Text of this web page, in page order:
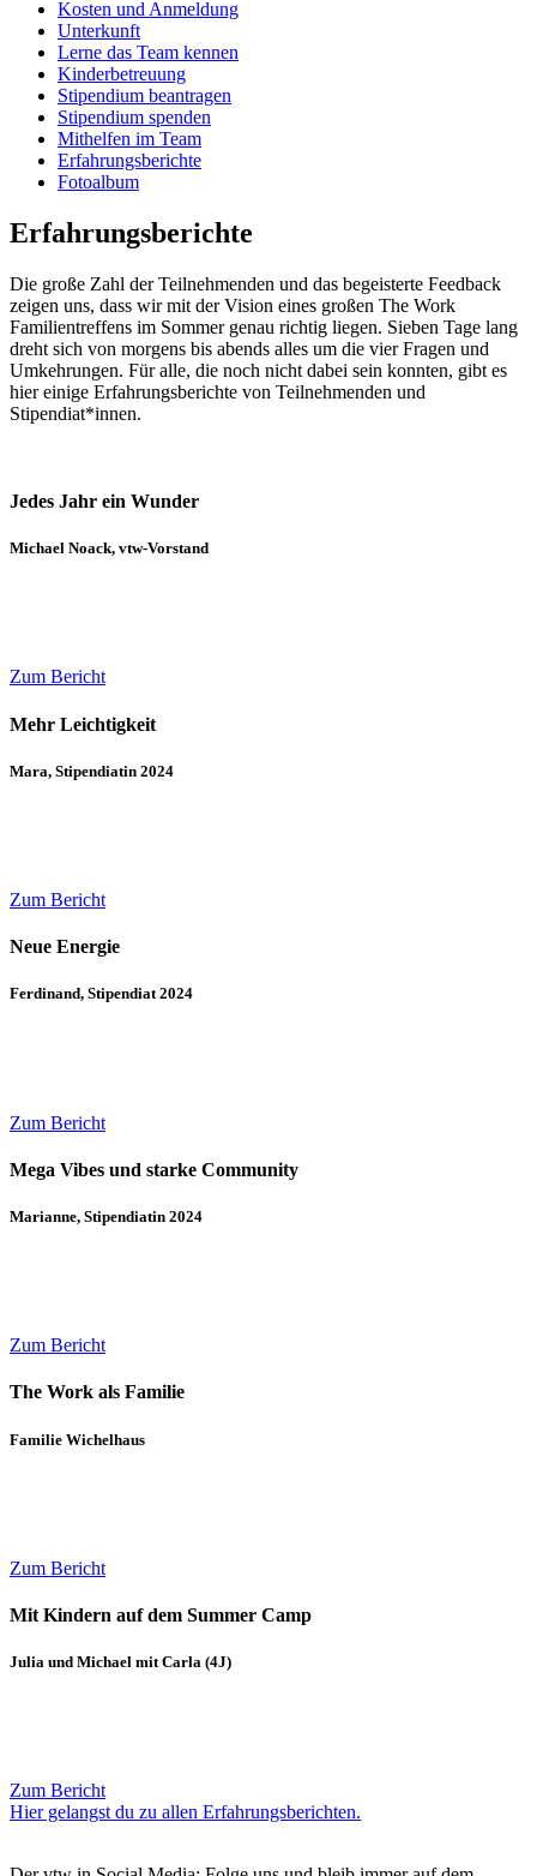
Kosten und Anmeldung
Unterkunft
Lerne das Team kennen
Kinderbetreuung
Stipendium beantragen
Stipendium spenden
Mithelfen im Team
Erfahrungsberichte
Fotoalbum
Erfahrungsberichte
Die große Zahl der Teilnehmenden und das begeisterte Feedback
zeigen uns, dass wir mit der Vision eines großen The Work
Familientreffens im Sommer genau richtig liegen. Sieben Tage lang
dreht sich von morgens bis abends alles um die vier Fragen und
Umkehrungen. Für alle, die noch nicht dabei sein konnten, gibt es
hier einige Erfahrungsberichte von Teilnehmenden und
Stipendiat*innen.
Jedes Jahr ein Wunder
Michael Noack, vtw-Vorstand
Zum Bericht
Mehr Leichtigkeit
Mara, Stipendiatin 2024
Zum Bericht
Neue Energie
Ferdinand, Stipendiat 2024
Zum Bericht
Mega Vibes und starke Community
Marianne, Stipendiatin 2024
Zum Bericht
The Work als Familie
Familie Wichelhaus
Zum Bericht
Mit Kindern auf dem Summer Camp
Julia und Michael mit Carla (4J)
Zum Bericht
Hier gelangst du zu allen Erfahrungsberichten.